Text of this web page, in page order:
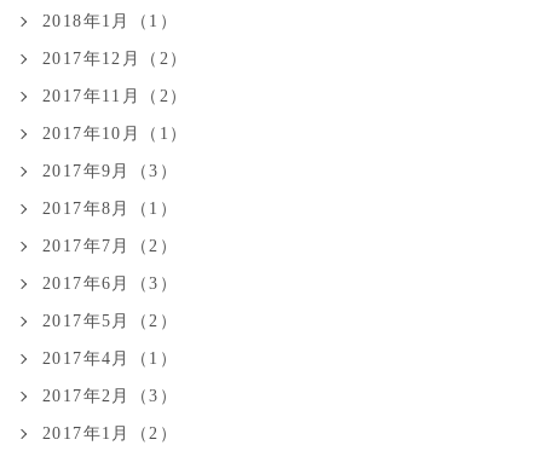
2018年1月（1）
2017年12月（2）
2017年11月（2）
2017年10月（1）
2017年9月（3）
2017年8月（1）
2017年7月（2）
2017年6月（3）
2017年5月（2）
2017年4月（1）
2017年2月（3）
2017年1月（2）